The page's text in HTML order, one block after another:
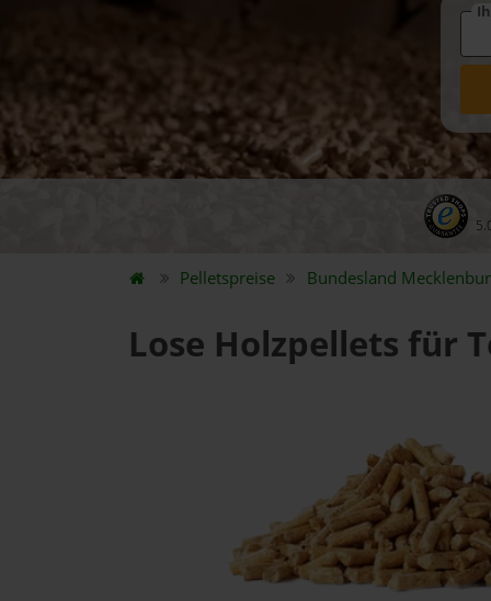
Pelletspreise Bundesland
Lose Holzpellets für